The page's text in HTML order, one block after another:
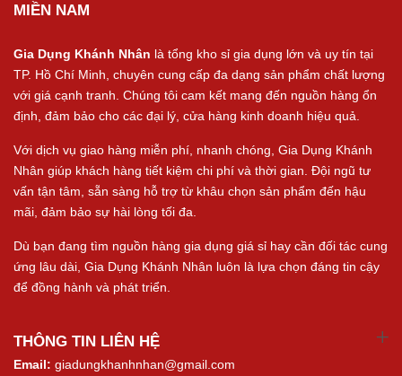
MIỀN NAM
Gia Dụng Khánh Nhân là tổng kho sỉ gia dụng lớn và uy tín tại
TP. Hồ Chí Minh, chuyên cung cấp đa dạng sản phẩm chất lượng
với giá cạnh tranh. Chúng tôi cam kết mang đến nguồn hàng ổn
định, đảm bảo cho các đại lý, cửa hàng kinh doanh hiệu quả.
Với dịch vụ giao hàng miễn phí, nhanh chóng, Gia Dụng Khánh
Nhân giúp khách hàng tiết kiệm chi phí và thời gian. Đội ngũ tư
vấn tận tâm, sẵn sàng hỗ trợ từ khâu chọn sản phẩm đến hậu
mãi, đảm bảo sự hài lòng tối đa.
Dù bạn đang tìm nguồn hàng gia dụng giá sỉ hay cần đối tác cung
ứng lâu dài, Gia Dụng Khánh Nhân luôn là lựa chọn đáng tin cậy
để đồng hành và phát triển.
THÔNG TIN LIÊN HỆ
Email: giadungkhanhnhan@gmail.com